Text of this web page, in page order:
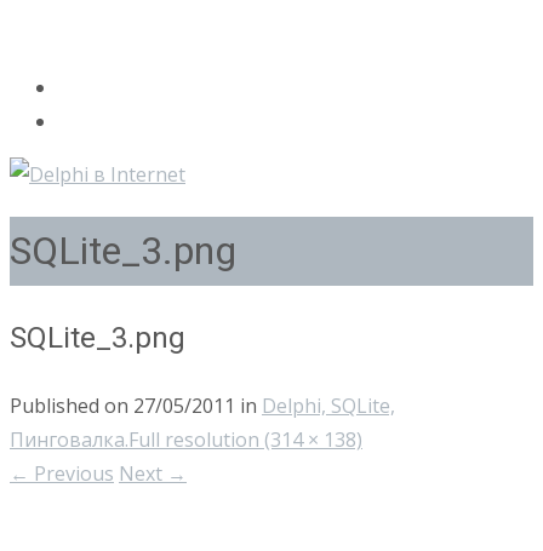
SQLite_3.png
SQLite_3.png
Published on 27/05/2011 in Delphi, SQLite,
Пинговалка.Full resolution (314 × 138)
← Previous Next →